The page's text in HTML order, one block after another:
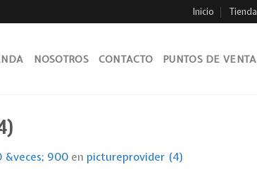
Inicio Tienda
NOSOTROS CONTACTO PUNTOS DE VENTA
&veces; 900 en pictureprovider (4)